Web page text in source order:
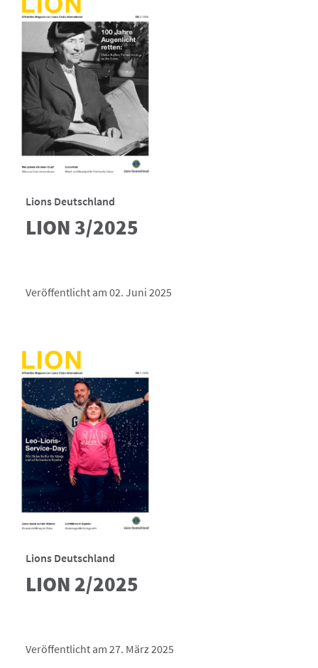
Lions Deutschland
LION 3/2025
Veröffentlicht am 02. Juni 2025
Lions Deutschland
LION 2/2025
Veröffentlicht am 27. März 2025